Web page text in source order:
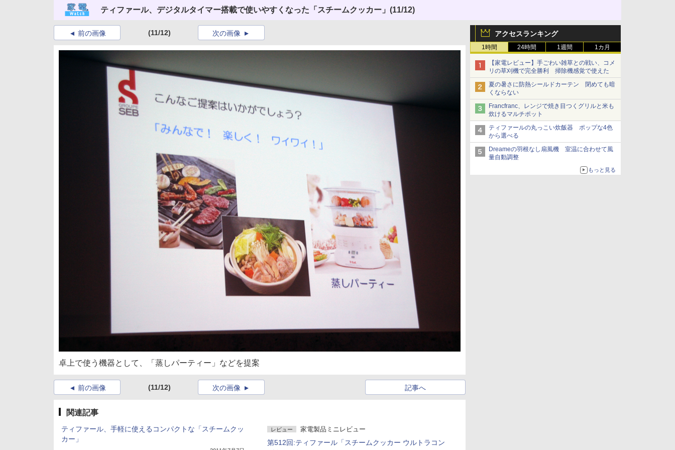
ティファール、デジタルタイマー搭載で使いやすくなった「スチームクッカー」 (11/12)
アクセスランキング
1時間 24時間 1週間 1カ月
【家電レビュー】手ごわい雑草との戦い、コメ
リの草刈機で完全勝利 掃除機感覚で使えた
夏の暑さに防熱シールドカーテン 閉めても暗
くならない
Francfranc、レンジで焼き目つくグリルと米も
炊けるマルチポット
ティファールの丸っこい炊飯器 ポップな4色
から選べる
Dreameの羽根なし扇風機 室温に合わせて風
量自動調整
もっと見る
前の画像 (11/12) 次の画像
卓上で使う機器として、「蒸しパーティー」などを提案
前の画像 (11/12) 記事へ
次の画像
関連記事
ティファール、手軽に使えるコンパクトな「スチームクッ
カー」
レビュー 家電製品ミニレビュー
第512回:ティファール「スチームクッカー ウルトラコン